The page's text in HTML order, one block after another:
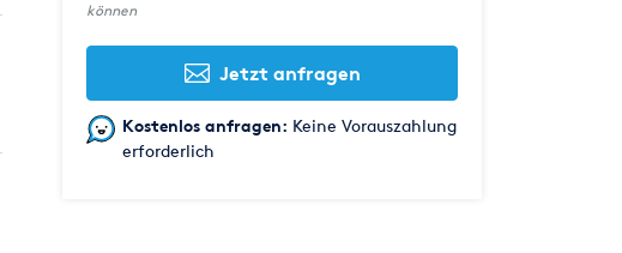
können
Jetzt anfragen
Kostenlos anfragen: Keine Vorauszahlung
erforderlich